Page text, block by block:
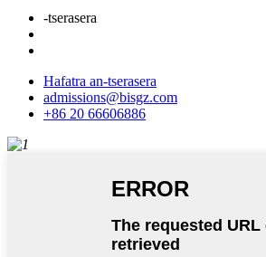
-tserasera
Hafatra an-tserasera
admissions@bisgz.com
+86 20 66606886